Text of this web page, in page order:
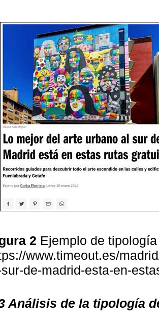
2 Ejemplo de
www.timeout.es/
de-madrid-esta-en-
Análisis de la tipología